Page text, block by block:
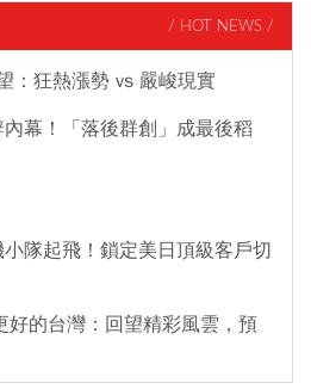
/ HOT NEWS /
：狂熱漲勢 vs 嚴峻現實
幕！「落後群創」成最後稻
隊起飛！鎖定美日頂級客戶切
的台灣：回望精彩風雲，預